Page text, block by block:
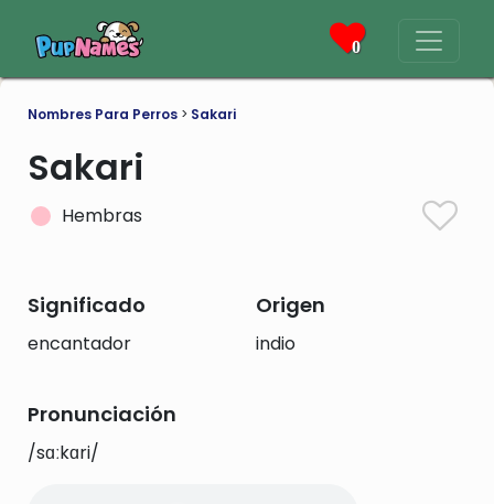
0
Nombres Para Perros > Sakari
Sakari
Hembras
Significado
encantador
Origen
indio
Pronunciación
/sɑːkɑri/